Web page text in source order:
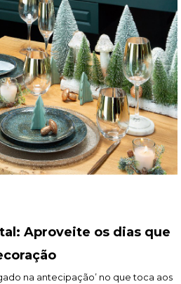
Aproveite os dias que
na antecipação’ no que toca aos